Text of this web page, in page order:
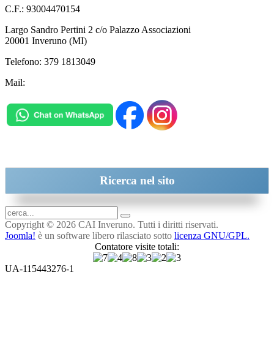
C.F.: 93004470154
Largo Sandro Pertini 2 c/o Palazzo Associazioni
20001 Inveruno (MI)
Telefono: 379 1813049
Mail:
Ricerca nel sito
Copyright © 2026 CAI Inveruno. Tutti i diritti riservati.
Joomla! è un software libero rilasciato sotto licenza GNU/GPL.
Contatore visite totali:
UA-115443276-1